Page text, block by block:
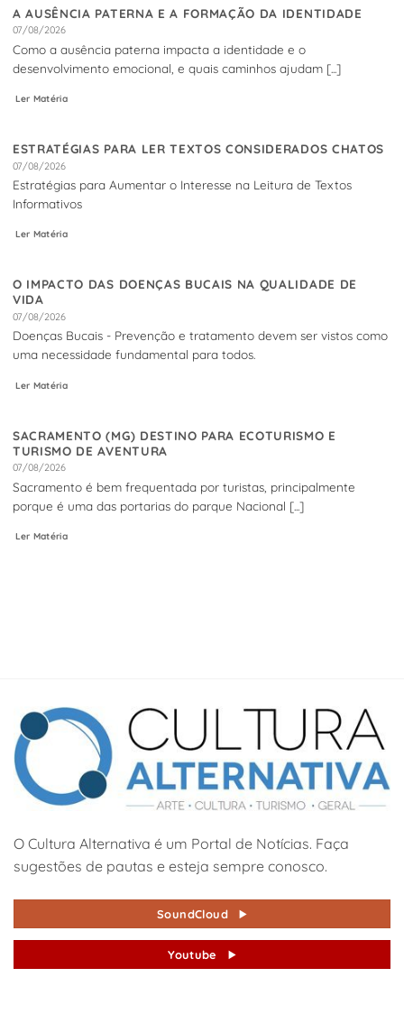
A AUSÊNCIA PATERNA E A FORMAÇÃO DA IDENTIDADE
07/08/2026
Como a ausência paterna impacta a identidade e o
desenvolvimento emocional, e quais caminhos ajudam [...]
Ler Matéria
ESTRATÉGIAS PARA LER TEXTOS CONSIDERADOS CHATOS
07/08/2026
Estratégias para Aumentar o Interesse na Leitura de Textos
Informativos
Ler Matéria
O IMPACTO DAS DOENÇAS BUCAIS NA QUALIDADE DE
VIDA
07/08/2026
Doenças Bucais - Prevenção e tratamento devem ser vistos como
uma necessidade fundamental para todos.
Ler Matéria
SACRAMENTO (MG) DESTINO PARA ECOTURISMO E
TURISMO DE AVENTURA
07/08/2026
Sacramento é bem frequentada por turistas, principalmente
porque é uma das portarias do parque Nacional [...]
Ler Matéria
O Cultura Alternativa é um Portal de Notícias. Faça
sugestões de pautas e esteja sempre conosco.
SoundCloud
Youtube